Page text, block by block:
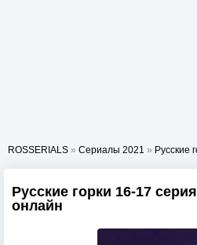
ROSSERIALS » Сериалы 2021 » Русские
Русские горки 16-17
онлайн